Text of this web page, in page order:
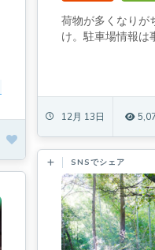
荷物が多くなりが
け。駐車場情報は
12月 13日
SNSでシェア